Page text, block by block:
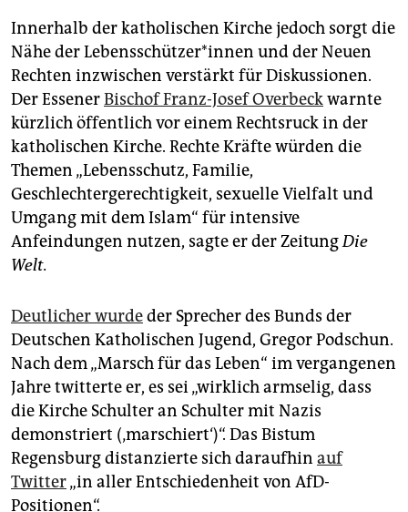
Innerhalb der katholischen Kirche jedoch sorgt die
Nähe der Le­bens­schüt­ze­r*in­nen und der Neuen
Rechten inzwischen verstärkt für Diskussionen.
Der EssenerBischof Franz-Josef Overbeckwarnte
kürzlich öffentlich vor einem Rechtsruck in der
katholischen Kirche. Rechte Kräfte würden die
Themen „Lebensschutz, Familie,
Geschlechtergerechtigkeit, sexuelle Vielfalt und
Umgang mit dem Islam“ für intensive
Anfeindungen nutzen, sagte er der ZeitungDie
Welt.
Deutlicher wurdeder Sprecher des Bunds der
Deutschen Katholischen Jugend, Gregor Podschun.
Nach dem „Marsch für das Leben“ im vergangenen
Jahre twitterte er, es sei „wirklich armselig, dass
die Kirche Schulter an Schulter mit Nazis
demonstriert (‚marschiert‘)“. Das Bistum
Regensburg distanzierte sich daraufhin auf
Twitter„in aller Entschiedenheit von AfD-
Positionen“.